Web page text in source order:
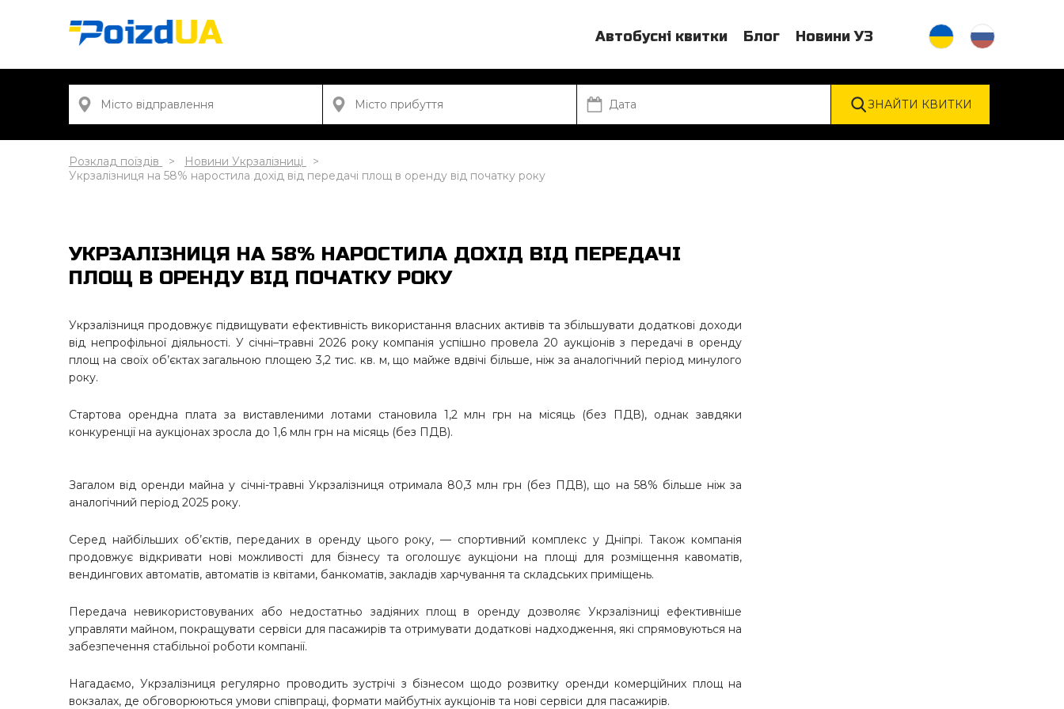
Автобусні квитки Блог Новини УЗ
Розклад поїздів
Новини Укрзалізниці
Укрзалізниця на 58% наростила дохід від передачі площ в оренду від початку року
УКРЗАЛІЗНИЦЯ НА 58% НАРОСТИЛА ДОХІД ВІД ПЕРЕДАЧІ
ПЛОЩ В ОРЕНДУ ВІД ПОЧАТКУ РОКУ
Укрзалізниця продовжує підвищувати ефективність використання власних активів та збільшувати додаткові доходи
від непрофільної діяльності. У січні–травні 2026 року компанія успішно провела 20 аукціонів з передачі в оренду
площ на своїх об’єктах загальною площею 3,2 тис. кв. м, що майже вдвічі більше, ніж за аналогічний період минулого
року.
Стартова орендна плата за виставленими лотами становила 1,2 млн грн на місяць (без ПДВ), однак завдяки
конкуренції на аукціонах зросла до 1,6 млн грн на місяць (без ПДВ).
Загалом від оренди майна у січні-травні Укрзалізниця отримала 80,3 млн грн (без ПДВ), що на 58% більше ніж за
аналогічний період 2025 року.
Серед найбільших об’єктів, переданих в оренду цього року, — спортивний комплекс у Дніпрі. Також компанія
продовжує відкривати нові можливості для бізнесу та оголошує аукціони на площі для розміщення кавоматів,
вендингових автоматів, автоматів із квітами, банкоматів, закладів харчування та складських приміщень.
Передача невикористовуваних або недостатньо задіяних площ в оренду дозволяє Укрзалізниці ефективніше
управляти майном, покращувати сервіси для пасажирів та отримувати додаткові надходження, які спрямовуються на
забезпечення стабільної роботи компанії.
Нагадаємо, Укрзалізниця регулярно проводить зустрічі з бізнесом щодо розвитку оренди комерційних площ на
вокзалах, де обговорюються умови співпраці, формати майбутніх аукціонів та нові сервіси для пасажирів.